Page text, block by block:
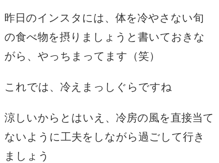
昨日のインスタには、体を冷やさない旬
の食べ物を摂りましょうと書いておきな
がら、やっちまってます（笑）
これでは、冷えまっしぐらですね
涼しいからとはいえ、冷房の風を直接当て
ないように工夫をしながら過ごして行き
ましょう